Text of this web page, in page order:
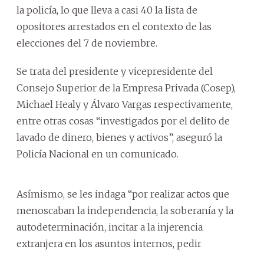
la policía, lo que lleva a casi 40 la lista de
opositores arrestados en el contexto de las
elecciones del 7 de noviembre.
Se trata del presidente y vicepresidente del
Consejo Superior de la Empresa Privada (Cosep),
Michael Healy y Álvaro Vargas respectivamente,
entre otras cosas “investigados por el delito de
lavado de dinero, bienes y activos”, aseguró la
Policía Nacional en un comunicado.
Asímismo, se les indaga “por realizar actos que
menoscaban la independencia, la soberanía y la
autodeterminación, incitar a la injerencia
extranjera en los asuntos internos, pedir